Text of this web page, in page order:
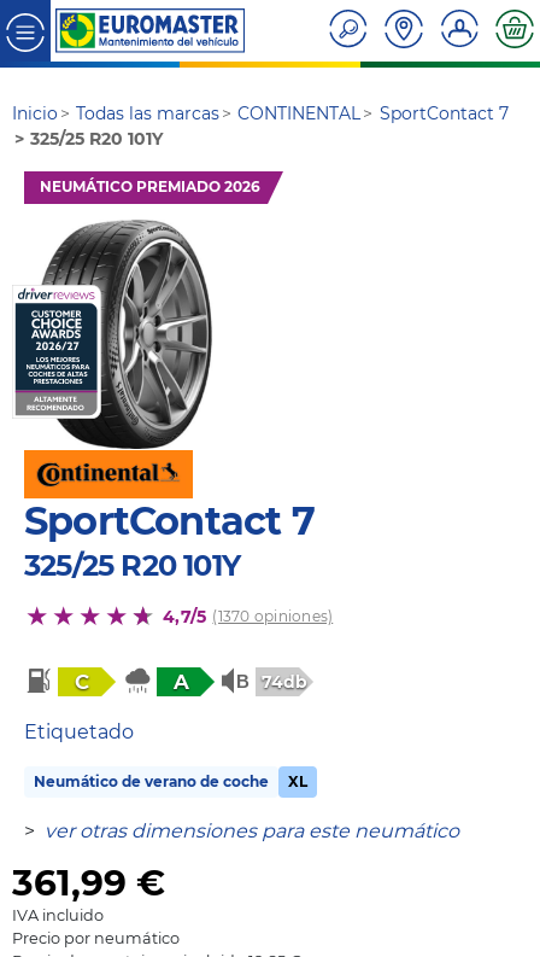
Inicio Todas las marcas CONTINENTAL
SportContact 7
325/25 R20 101Y
NEUMÁTICO PREMIADO 2026
SportContact 7
325/25 R20 101Y
4,7/5 (1370 opiniones)
C A 74db
Etiquetado
Neumático de verano de coche XL
> ver otras dimensiones para este neumático
361,99 €
IVA incluido
Precio por neumático